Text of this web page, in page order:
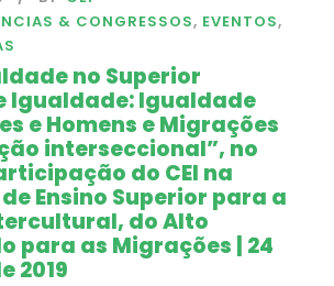
& CONGRESSOS, EVENTOS,
no Superior
Igualdade: Igualdade
e Homens e Migrações
interseccional”, no
do CEI na
de Ensino Superior para a
do Alto
para as Migrações | 24
2019